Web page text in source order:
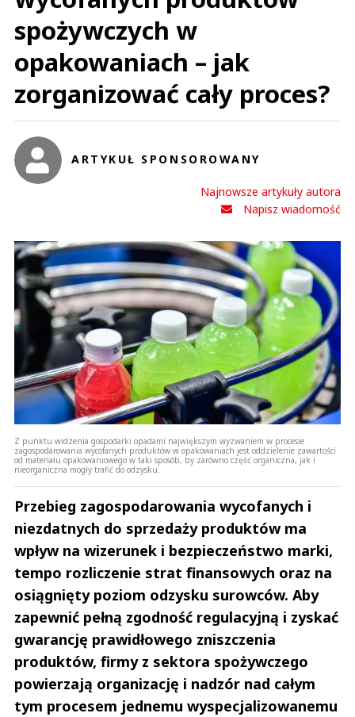
spożywczych w
opakowaniach – jak
zorganizować cały proces?
ARTYKUŁ SPONSOROWANY
Najnowsze artykuły autora
Napisz wiadomość
Z punktu widzenia gospodarki opadami największym wyzwaniem w procesie
zagospodarowania wycofanych produktów w opakowaniach jest oddzielenie zawartości
od materiału opakowaniowego w taki sposób, by zarówno część organiczna, jak i
nieorganiczna mogły trafić do odzysku.
Przebieg zagospodarowania wycofanych i
niezdatnych do sprzedaży produktów ma
wpływ na wizerunek i bezpieczeństwo marki,
tempo rozliczenie strat finansowych oraz na
osiągnięty poziom odzysku surowców. Aby
zapewnić pełną zgodność regulacyjną i zyskać
gwarancję prawidłowego zniszczenia
produktów, firmy z sektora spożywczego
powierzają organizację i nadzór nad całym
tym procesem jednemu wyspecjalizowanemu